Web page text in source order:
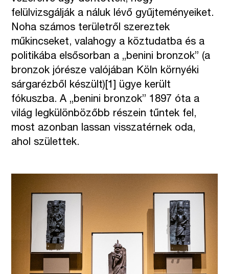
felülvizsgálják a náluk lévő gyűjteményeiket.
Noha számos területről szereztek
műkincseket, valahogy a köztudatba és a
politikába elsősorban a „benini bronzok” (a
bronzok jórésze valójában Köln környéki
sárgarézből készült) [1]
ügye került
fókuszba. A „benini bronzok” 1897 óta a
világ legkülönbözőbb részein tűntek fel,
most azonban lassan visszatérnek oda,
ahol születtek.